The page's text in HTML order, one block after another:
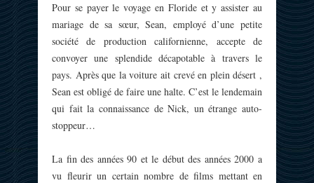
Pour se payer le voyage en Floride et y assister au
mariage de sa sœur, Sean, employé d’une petite
société de production californienne, accepte de
convoyer une splendide décapotable à travers le
pays. Après que la voiture ait crevé en plein désert ,
Sean est obligé de faire une halte. C’est le lendemain
qui fait la connaissance de Nick, un étrange auto-
stoppeur…
La fin des années 90 et le début des années 2000 a
vu fleurir un certain nombre de films mettant en